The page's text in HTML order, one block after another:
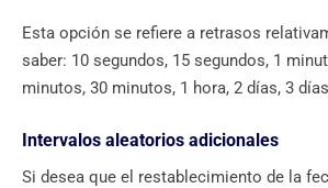
Esta opción se refiere a retrasos
saber: 10 segundos, 15 segundos, 1
minutos, 30 minutos, 1 hora, 2 días, 3
Intervalos aleatorios adicionales
Si desea que el restablecimiento de la